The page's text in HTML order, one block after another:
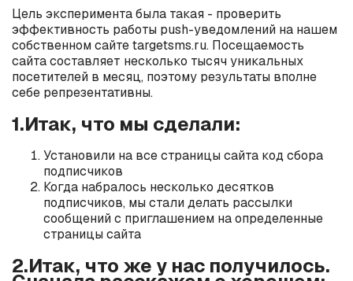
Цель эксперимента была такая - проверить
эффективность работы push-уведомлений на нашем
собственном сайте targetsms.ru. Посещаемость
сайта составляет несколько тысяч уникальных
посетителей в месяц, поэтому результаты вполне
себе репрезентативны.
1.Итак, что мы сделали:
Установили на все страницы сайта код сбора
подписчиков
Когда набралось несколько десятков
подписчиков, мы стали делать рассылки
сообщений с приглашением на определенные
страницы сайта
2.Итак, что же у нас получилось.